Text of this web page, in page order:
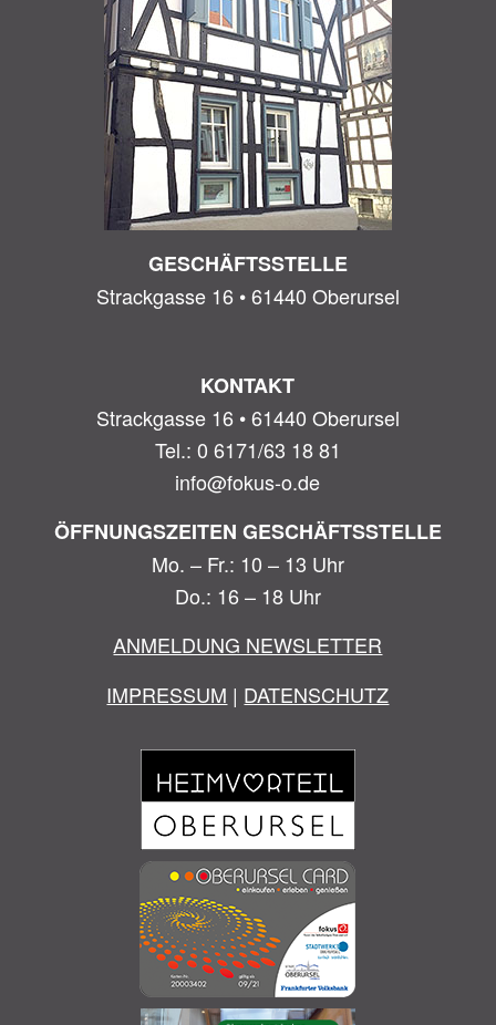
GESCHÄFTSSTELLE
Strackgasse 16 • 61440 Oberursel
KONTAKT
Strackgasse 16 • 61440 Oberursel
Tel.: 0 6171/63 18 81
info@fokus-o.de
ÖFFNUNGSZEITEN GESCHÄFTSSTELLE
Mo. – Fr.: 10 – 13 Uhr
Do.: 16 – 18 Uhr
ANMELDUNG NEWSLETTER
IMPRESSUM | DATENSCHUTZ